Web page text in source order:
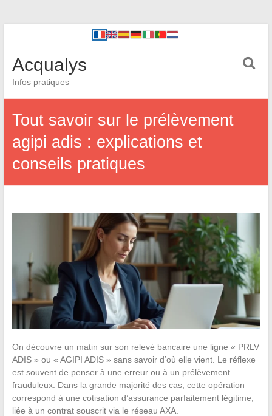
Acqualys
Infos pratiques
Tout savoir sur le prélèvement
agipi adis : explications et
conseils pratiques
On découvre un matin sur son relevé bancaire une ligne « PRLV
ADIS » ou « AGIPI ADIS » sans savoir d’où elle vient. Le réflexe
est souvent de penser à une erreur ou à un prélèvement
frauduleux. Dans la grande majorité des cas, cette opération
correspond à une cotisation d’assurance parfaitement légitime,
liée à un contrat souscrit via le réseau AXA.